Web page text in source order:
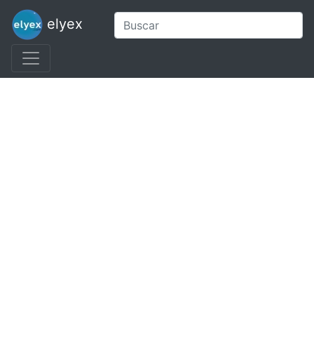
elyex